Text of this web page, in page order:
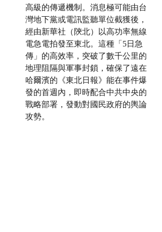
高級的傳遞機制。消息極可能由台
灣地下黨或電訊監聽單位截獲後，
經由新華社（陝北）以高功率無線
電急電拍發至東北。這種「5日急
傳」的高效率，突破了數千公里的
地理阻隔與軍事封鎖，確保了遠在
哈爾濱的《東北日報》能在事件爆
發的首週內，即時配合中共中央的
戰略部署，發動對國民政府的輿論
攻勢。